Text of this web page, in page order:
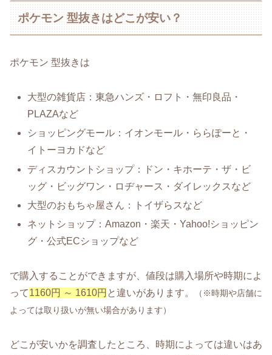
ポケモン 型抜きはどこが安い？
ポケモン 型抜きは
大型の雑貨店：東急ハンズ・ロフト・無印良品・
PLAZAなど
ショッピングモール：イオンモール・ららぽーと・
イトーヨカドなど
ディスカウントショップ：ドン・キホーテ・ザ・ビ
ッグ・ビッグワン・ロヂャース・ダイレックスなど
大型のおもちゃ屋さん：トイザらスなど
ネットショップ：Amazon・楽天・Yahoo!ショッピン
グ・公式ECショップなど
で購入することができますが、値段は購入場所や時期によ
って1160円 ～ 1610円 と違いがあります。
（※時期や店舗に
よっては取り扱いが無い場合があります）
どこが安いかを調査したところ、時期によっては違いはあ